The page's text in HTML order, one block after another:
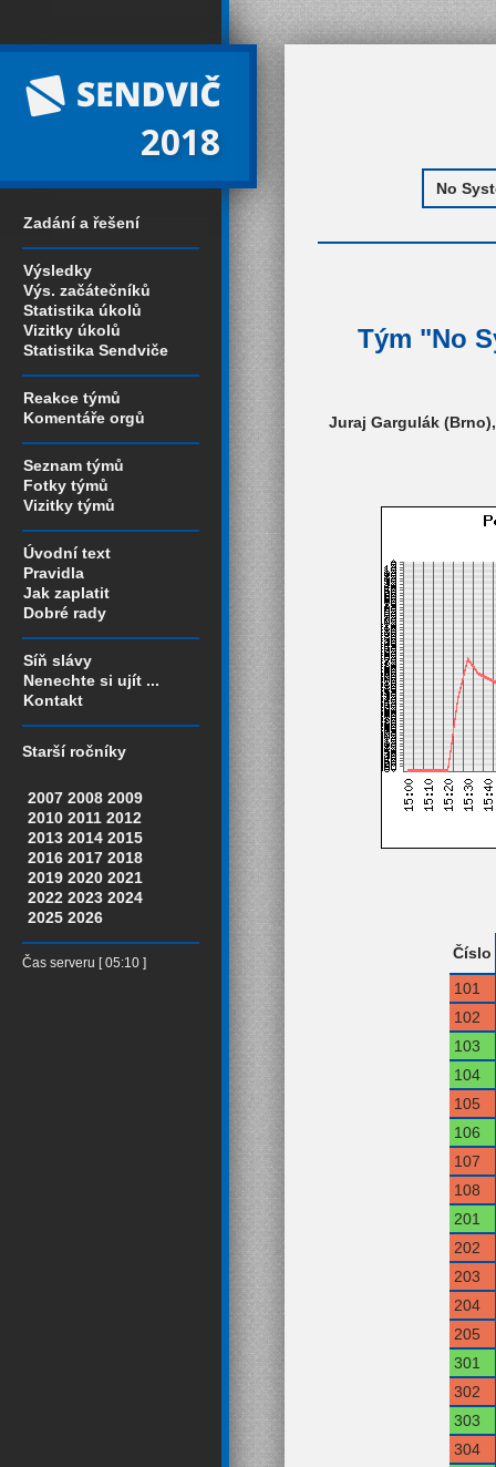
2018
Zadání a řešení
Výsledky
Výs. začátečníků
Statistika úkolů
Vizitky úkolů
Statistika Sendviče
Reakce týmů
Komentáře orgů
Seznam týmů
Fotky týmů
Vizitky týmů
Úvodní text
Pravidla
Jak zaplatit
Dobré rady
Síň slávy
Nenechte si ujít ...
Kontakt
Starší ročníky
2007 2008 2009
2010 2011 2012
2013 2014 2015
2016 2017 2018
2019 2020 2021
2022 2023 2024
2025 2026
Čas serveru [ 05:10 ]
Tým "No
Juraj Gargulák
Číslo
101
102
103
104
105
106
107
108
201
202
203
204
205
301
302
303
304